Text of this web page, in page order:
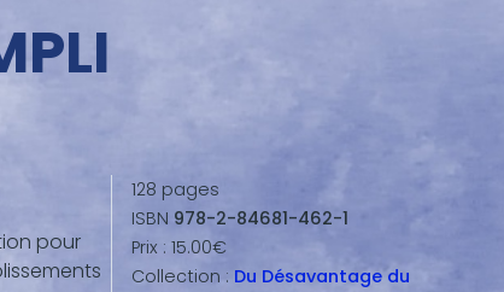
pour
128 pages
ISBN 978-2-84681-462-1
Prix : 15.00€
Collection : Du Désavantage du